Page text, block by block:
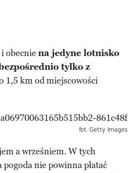
i obecnie na jedyne lotnisko
tylko z
1,5 km od miejscowości
fot. Getty Images
a wrześniem. W tych
pogoda nie powinna płatać